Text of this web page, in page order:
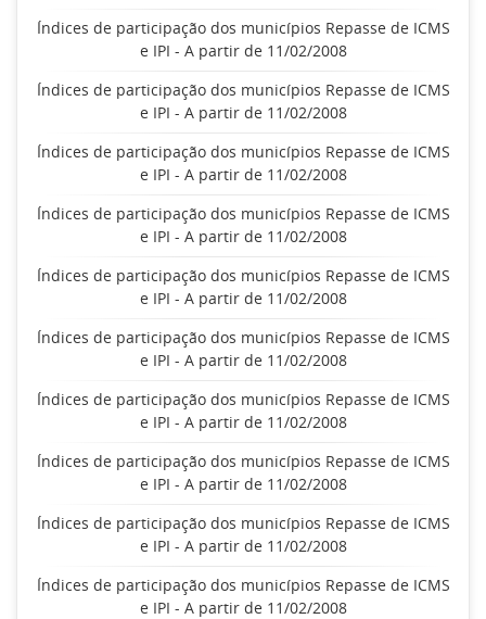
Índices de participação dos municípios Repasse de ICMS
e IPI - A partir de 11/02/2008
Índices de participação dos municípios Repasse de ICMS
e IPI - A partir de 11/02/2008
Índices de participação dos municípios Repasse de ICMS
e IPI - A partir de 11/02/2008
Índices de participação dos municípios Repasse de ICMS
e IPI - A partir de 11/02/2008
Índices de participação dos municípios Repasse de ICMS
e IPI - A partir de 11/02/2008
Índices de participação dos municípios Repasse de ICMS
e IPI - A partir de 11/02/2008
Índices de participação dos municípios Repasse de ICMS
e IPI - A partir de 11/02/2008
Índices de participação dos municípios Repasse de ICMS
e IPI - A partir de 11/02/2008
Índices de participação dos municípios Repasse de ICMS
e IPI - A partir de 11/02/2008
Índices de participação dos municípios Repasse de ICMS
e IPI - A partir de 11/02/2008